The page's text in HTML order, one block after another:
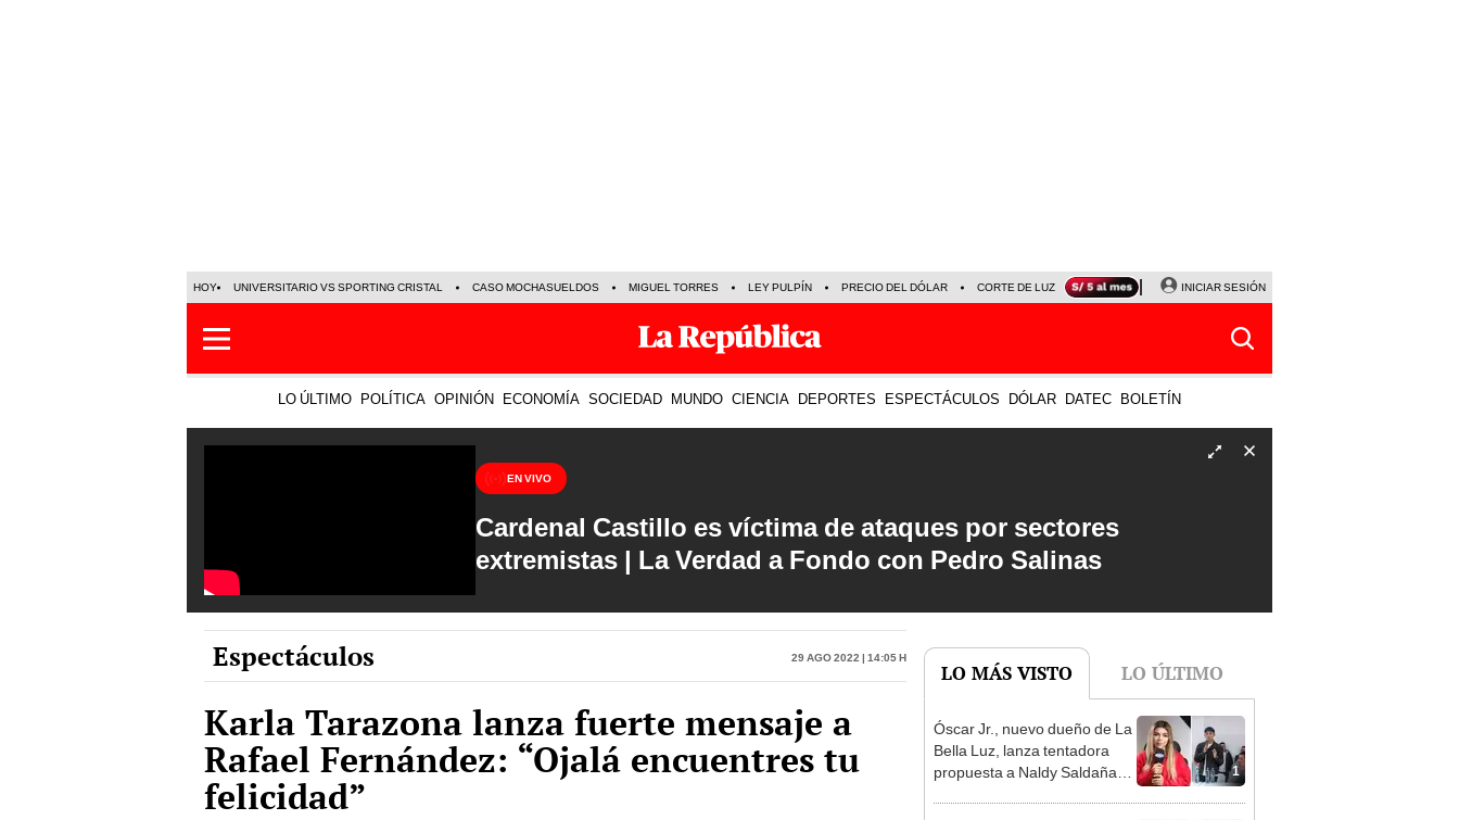
HOY UNIVERSITARIO VS SPORTING CRISTAL CASO MOCHASUELDOS MIGUEL TORRES LEY PULPÍN PRECIO DEL DÓLAR CORTE DE LUZ VIERNES 7 DE AGOSTO ALBERTO BENAVIDES
INICIAR SESIÓN
LO ÚLTIMO POLÍTICA OPINIÓN ECONOMÍA SOCIEDAD MUNDO CIENCIA DEPORTES ESPECTÁCULOS DÓLAR DATEC BOLETÍN
EN VIVO
Cardenal Castillo es víctima de ataques por sectores
extremistas | La Verdad a Fondo con Pedro Salinas
Espectáculos 29 Ago 2022 | 14:05 h
Karla Tarazona lanza fuerte mensaje a
Rafael Fernández: “Ojalá encuentres tu
felicidad”
LO MÁS VISTO LO ÚLTIMO
1
Óscar Jr., nuevo dueño de La
Bella Luz, lanza tentadora
propuesta a Naldy Saldaña